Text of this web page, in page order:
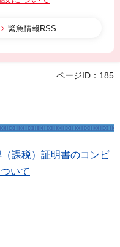
緊急情報RSS
ページID：185
課税）証明書のコンビ
いて